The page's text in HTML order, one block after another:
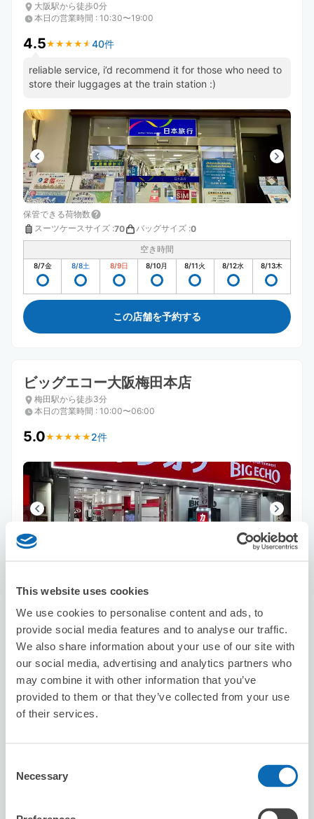
This website uses cookies
We use cookies to personalise content and ads, to
provide social media features and to analyse our traffic.
We also share information about your use of our site with
our social media, advertising and analytics partners who
may combine it with other information that you’ve
provided to them or that they’ve collected from your use
of their services.
Selection
Necessary
大阪駅から徒歩0分
本日の営業時間 : 10:30〜19:00
4.5★ ★ ★ ★ ★
★ ★ ★ ★ ★ 40件
reliable service, i’d recommend it for those who need to
store their luggages at the train station :)
保管できる荷物数
スーツケースサイズ :70 バッグサイズ :0
空き時間
8/7金 8/8土 8/9日 8/10月 8/11火 8/12水 8/13木
この店舗を予約する
ビッグエコー大阪梅田本店
梅田駅から徒歩3分
本日の営業時間 : 10:00〜06:00
5.0★ ★ ★ ★ ★
★ ★ ★ ★ ★ 2件
8/7金 8/8土 8/9日 8/10月 8/11火 8/12水 8/13
この店舗を予約する